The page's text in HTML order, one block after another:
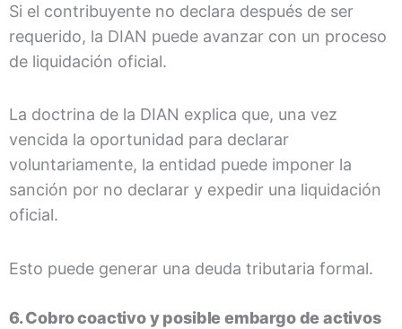
Si el contribuyente no declara después de ser
requerido, la DIAN puede avanzar con un proceso
de liquidación oficial.
La doctrina de la DIAN explica que, una vez
vencida la oportunidad para declarar
voluntariamente, la entidad puede imponer la
sanción por no declarar y expedir una liquidación
oficial.
Esto puede generar una deuda tributaria formal.
6. Cobro coactivo y posible embargo de activos